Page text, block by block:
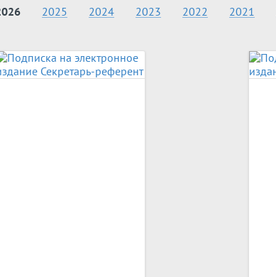
2025 2024 2023 2022 2021